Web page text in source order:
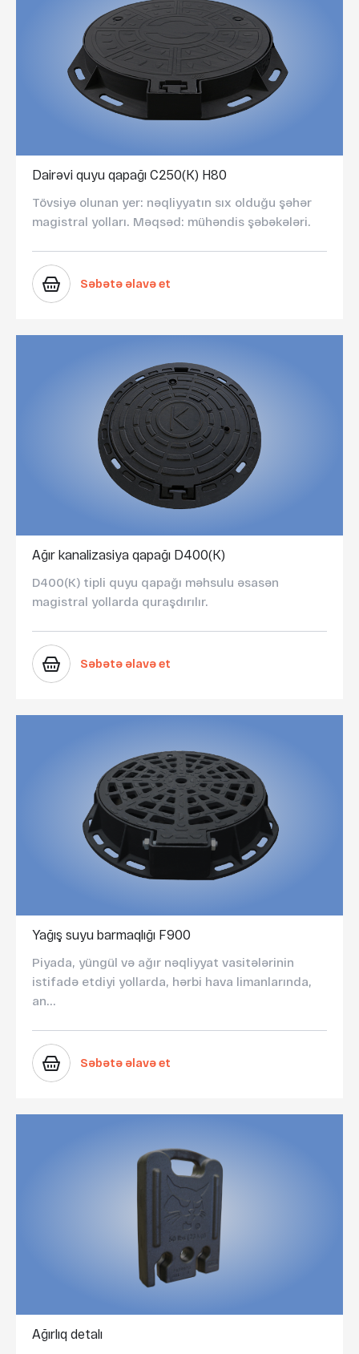
Dairəvi quyu qapağı C250(K) H80
Tövsiyə olunan yer: nəqliyyatın sıx olduğu şəhər
magistral yolları. Məqsəd: mühəndis şəbəkələri.
Səbətə əlavə et
Ağır kanalizasiya qapağı D400(K)
D400(K) tipli quyu qapağı məhsulu əsasən
magistral yollarda quraşdırılır.
Səbətə əlavə et
Yağış suyu barmaqlığı F900
Piyada, yüngül və ağır nəqliyyat vasitələrinin
istifadə etdiyi yollarda, hərbi hava limanlarında,
an...
Səbətə əlavə et
Ağırlıq detalı